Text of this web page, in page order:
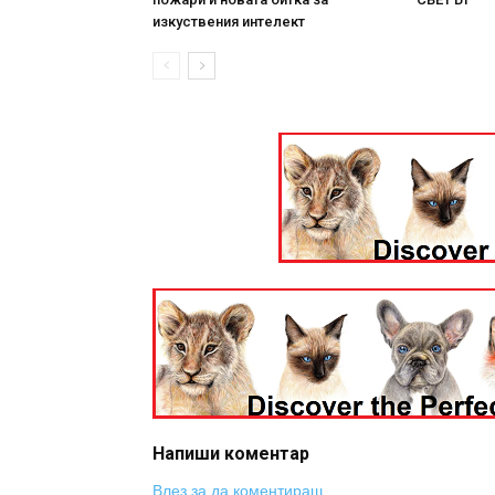
изкуствения интелект
Напиши коментар
Влез за да коментираш